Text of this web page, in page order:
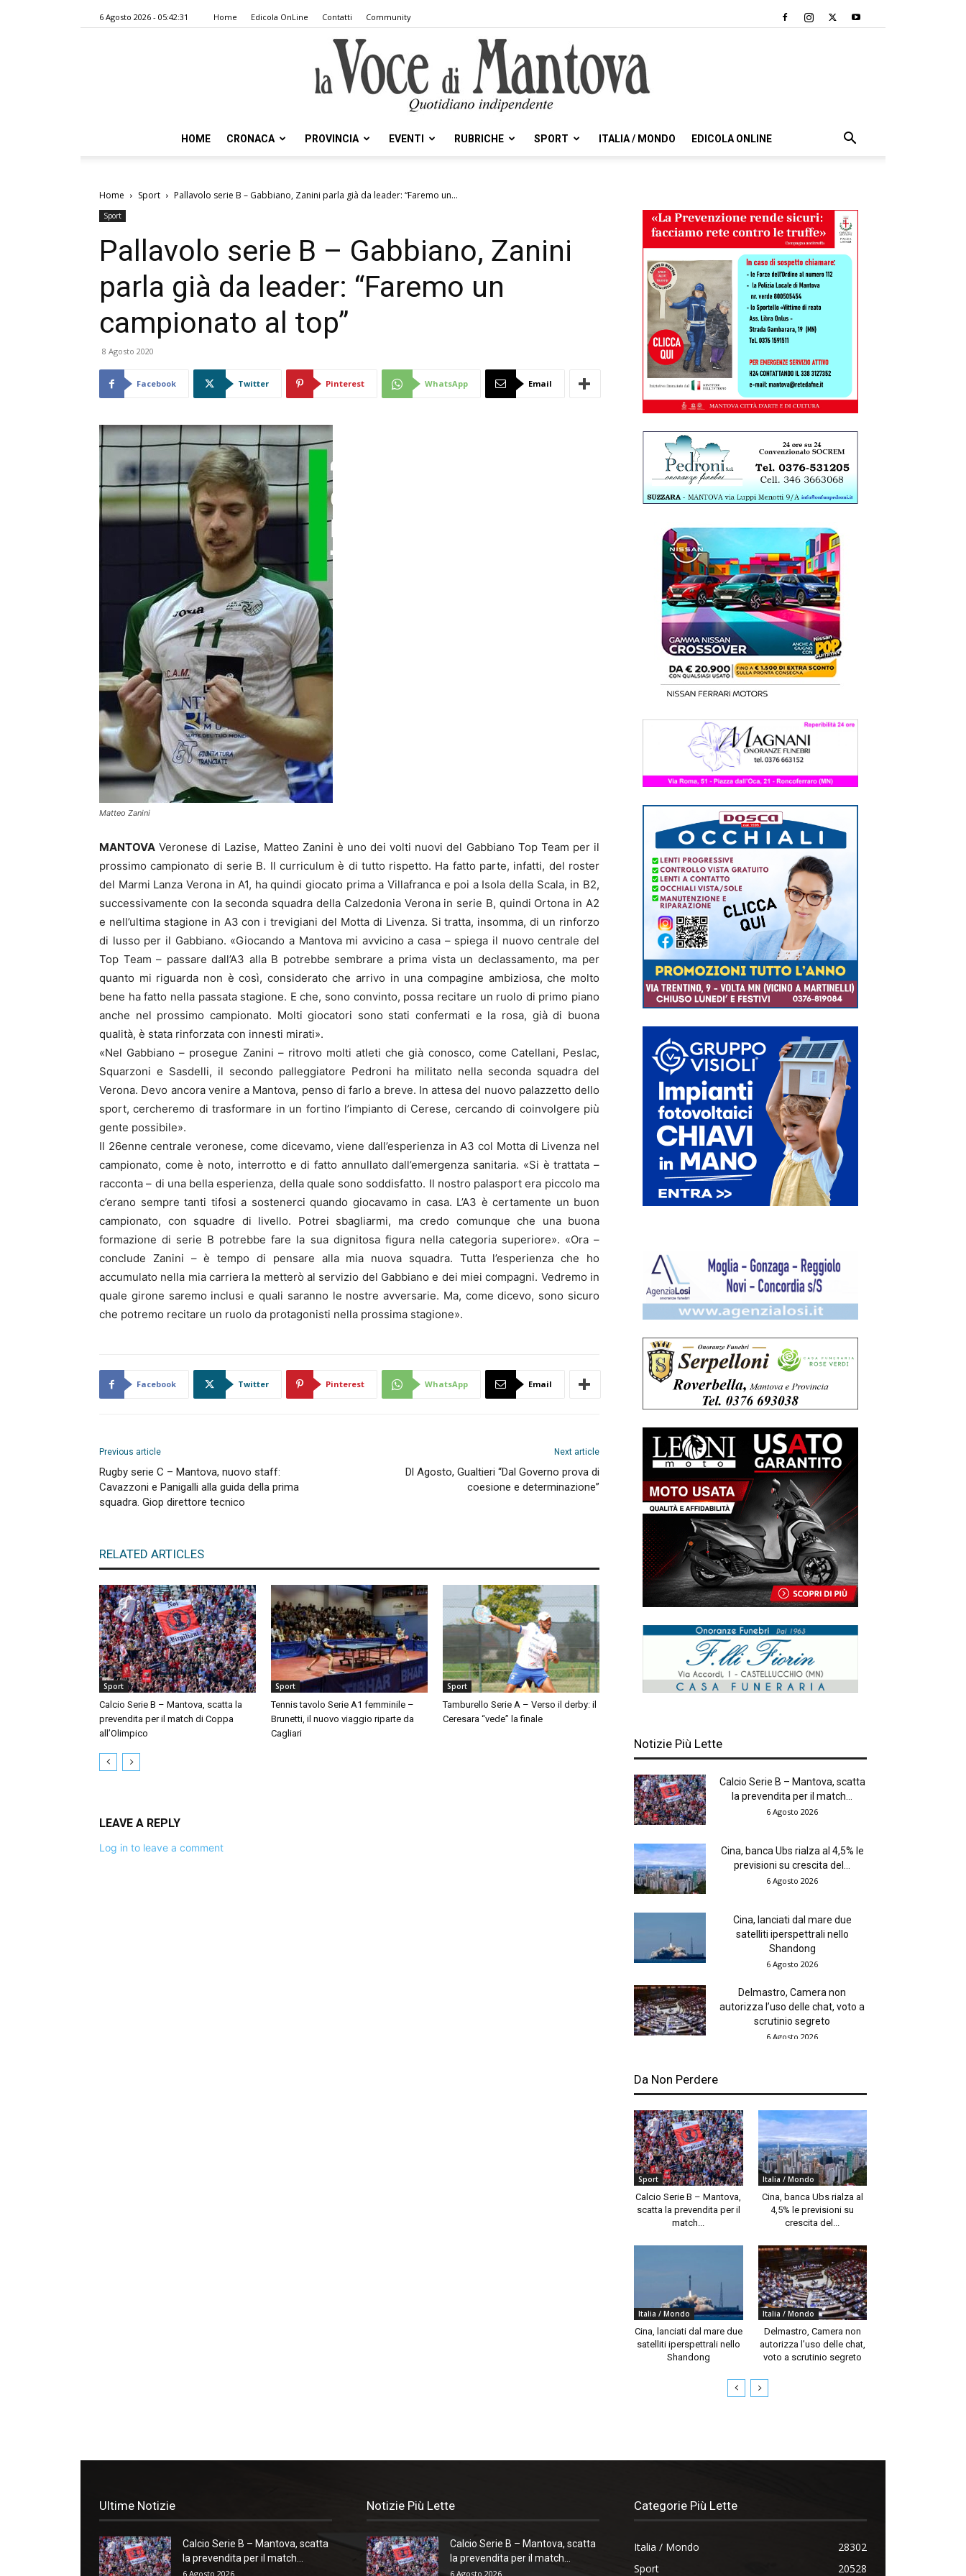
6 Agosto 2026 - 05:42:31 Home Edicola OnLine Contatti Community
Voce
HOME CRONACA PROVINCIA EVENTI RUBRICHE SPORT ITALIA / MONDO EDICOLA ONLINE
Home Sport Pallavolo serie B – Gabbiano, Zanini parla già da leader: “Faremo un...
Sport
Pallavolo serie B – Gabbiano, Zanini
parla già da leader: “Faremo un
campionato al top”
8 Agosto 2020
Facebook Twitter Pinterest WhatsApp Email
Matteo Zanini
MANTOVA Veronese di Lazise, Matteo Zanini è uno dei volti nuovi del Gabbiano Top Team per il
prossimo campionato di serie B. Il curriculum è di tutto rispetto. Ha fatto parte, infatti, del roster
del Marmi Lanza Verona in A1, ha quindi giocato prima a Villafranca e poi a Isola della Scala, in B2,
successivamente con la seconda squadra della Calzedonia Verona in serie B, quindi Ortona in A2
e nell’ultima stagione in A3 con i trevigiani del Motta di Livenza. Si tratta, insomma, di un rinforzo
di lusso per il Gabbiano. «Giocando a Mantova mi avvicino a casa – spiega il nuovo centrale del
Top Team – passare dall’A3 alla B potrebbe sembrare a prima vista un declassamento, ma per
quanto mi riguarda non è così, considerato che arrivo in una compagine ambiziosa, che molto
bene ha fatto nella passata stagione. E che, sono convinto, possa recitare un ruolo di primo piano
anche nel prossimo campionato. Molti giocatori sono stati confermati e la rosa, già di buona
qualità, è stata rinforzata con innesti mirati».
«Nel Gabbiano – prosegue Zanini – ritrovo molti atleti che già conosco, come Catellani, Peslac,
Squarzoni e Sasdelli, il secondo palleggiatore Pedroni ha militato nella seconda squadra del
Verona. Devo ancora venire a Mantova, penso di farlo a breve. In attesa del nuovo palazzetto dello
sport, cercheremo di trasformare in un fortino l’impianto di Cerese, cercando di coinvolgere più
gente possibile».
Il 26enne centrale veronese, come dicevamo, viene dall’esperienza in A3 col Motta di Livenza nel
campionato, come è noto, interrotto e di fatto annullato dall’emergenza sanitaria. «Si è trattata –
racconta – di una bella esperienza, della quale sono soddisfatto. Il nostro palasport era piccolo ma
c’erano sempre tanti tifosi a sostenerci quando giocavamo in casa. L’A3 è certamente un buon
campionato, con squadre di livello. Potrei sbagliarmi, ma credo comunque che una buona
formazione di serie B potrebbe fare la sua dignitosa figura nella categoria superiore». «Ora –
conclude Zanini – è tempo di pensare alla mia nuova squadra. Tutta l’esperienza che ho
accumulato nella mia carriera la metterò al servizio del Gabbiano e dei miei compagni. Vedremo in
quale girone saremo inclusi e quali saranno le nostre avversarie. Ma, come dicevo, sono sicuro
che potremo recitare un ruolo da protagonisti nella prossima stagione».
Facebook Twitter Pinterest WhatsApp Email
Previous article
Rugby serie C – Mantova, nuovo staff:
Cavazzoni e Panigalli alla guida della prima
squadra. Giop direttore tecnico
Next article
Dl Agosto, Gualtieri “Dal Governo prova di
coesione e determinazione”
RELATED ARTICLES
Sport
Calcio Serie B – Mantova, scatta la
prevendita per il match di Coppa
all’Olimpico
Sport
Tennis tavolo Serie A1 femminile –
Brunetti, il nuovo viaggio riparte da
Cagliari
Sport
Tamburello Serie A – Verso il derby: il
Ceresara “vede” la finale
LEAVE A REPLY
Log in to leave a comment
Notizie Più Lette
Calcio Serie B – Mantova, scatta
la prevendita per il match...
6 Agosto 2026
Cina, banca Ubs rialza al 4,5% le
previsioni su crescita del...
6 Agosto 2026
Cina, lanciati dal mare due
satelliti iperspettrali nello
Shandong
6 Agosto 2026
Delmastro, Camera non
autorizza l’uso delle chat, voto a
scrutinio segreto
6 Agosto 2026
Da Non Perdere
Sport
Calcio Serie B – Mantova,
scatta la prevendita per il
match...
Italia / Mondo
Cina, banca Ubs rialza al
4,5% le previsioni su
crescita del...
Italia / Mondo
Cina, lanciati dal mare due
satelliti iperspettrali nello
Shandong
Italia / Mondo
Delmastro, Camera non
autorizza l’uso delle chat,
voto a scrutinio segreto
Ultime Notizie
Calcio Serie B – Mantova, scatta
la prevendita per il match...
6 Agosto 2026
Notizie Più Lette
Calcio Serie B – Mantova, scatta
la prevendita per il match...
6 Agosto 2026
Categorie Più Lette
Italia / Mondo
28302
Sport
20528